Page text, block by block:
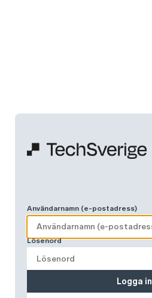
Användarnamn (e-postadress)
Lösenord
Logga in